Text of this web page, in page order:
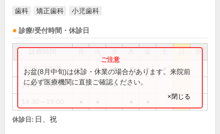
歯科 矯正歯科 小児歯科
診療/受付時間・休診日
祝
9:00～13:00 ● ● ● ● ●
14:30～18:00 ●
お盆(8月中旬)は休診・休業の場合があります。来院前
に必ず医療機関に直接ご確認ください。
×閉じる
休診日: 日、祝